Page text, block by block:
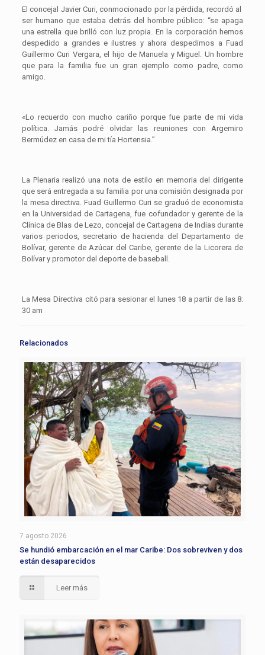
El concejal Javier Curi, conmocionado por la pérdida, recordó al
ser humano que estaba detrás del hombre público: “se apaga
una estrella que brilló con luz propia. En la corporación hemos
despedido a grandes e ilustres y ahora despedimos a Fuad
Guillermo Curi Vergara, el hijo de Manuela y Miguel. Un hombre
que para la familia fue un gran ejemplo como padre, como
amigo.
«Lo recuerdo con mucho cariño porque fue parte de mi vida
política. Jamás podré olvidar las reuniones con Argemiro
Bermúdez en casa de mi tía Hortensia.”
La Plenaria realizó una nota de estilo en memoria del dirigente
que será entregada a su familia por una comisión designada por
la mesa directiva. Fuad Guillermo Curi se graduó de economista
en la Universidad de Cartagena, fue cofundador y gerente de la
Clínica de Blas de Lezo, concejal de Cartagena de Indias durante
varios periodos, secretario de hacienda del Departamento de
Bolívar, gerente de Azúcar del Caribe, gerente de la Licorera de
Bolívar y promotor del deporte de baseball.
La Mesa Directiva citó para sesionar el lunes 18 a partir de las 8:
30 am
Relacionados
7 agosto 2026
Se hundió embarcación en el mar Caribe: Dos sobreviven y dos
están desaparecidos
Leer más